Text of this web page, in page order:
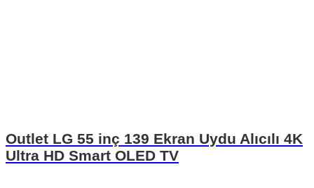
Outlet LG 55 inç 139 Ekran Uydu Alıcılı 4K
Ultra HD Smart OLED TV